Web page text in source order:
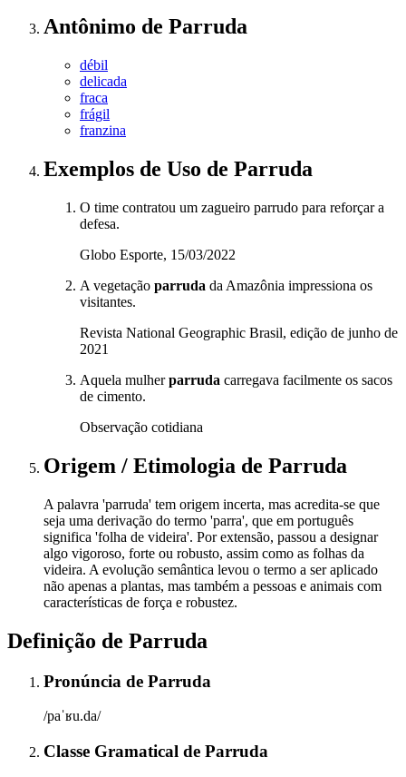
Antônimo de Parruda
débil
delicada
fraca
frágil
franzina
Exemplos de Uso de Parruda
O time contratou um zagueiro parrudo para reforçar a
defesa.
Globo Esporte, 15/03/2022
A vegetação parruda da Amazônia impressiona os
visitantes.
Revista National Geographic Brasil, edição de junho de
2021
Aquela mulherparruda carregava facilmente os sacos
de cimento.
Observação cotidiana
Origem / Etimologia de Parruda
A palavra 'parruda' tem origem incerta, mas acredita-se que
seja uma derivação do termo 'parra', que em português
significa 'folha de videira'. Por extensão, passou a designar
algo vigoroso, forte ou robusto, assim como as folhas da
videira. A evolução semântica levou o termo a ser aplicado
não apenas a plantas, mas também a pessoas e animais com
características de força e robustez.
Definição de Parruda
Pronúncia de Parruda
/paˈʁu.da/
Classe Gramatical de Parruda